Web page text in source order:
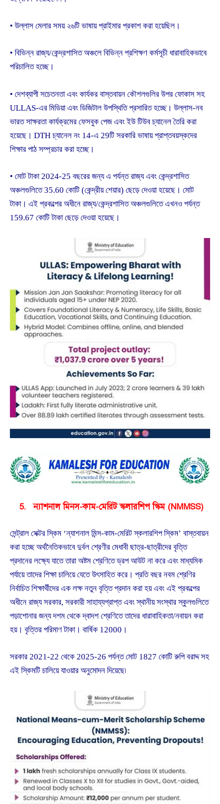
• উল্লাস মেলার সময় ২৬টি ভাষায় প্রাইমার প্রকাশ করা হয়েছিল।
• বিভিন্ন রাজ্য/কেন্দ্রশাসিত অঞ্চলে বিভিন্ন প্রশিক্ষণ কর্মসূচী ধারাবাহিকভাবে
পরিচালিত হচ্ছে।
• দেশব্যাপী সচেতনতা এবং কার্যকর বাস্তবায়ন কৌশলগুলির উপর ফোকাস সহ
ULLAS-এর মিডিয়া এবং ডিজিটাল উপস্থিতি প্রসারিত হচ্ছে। উল্লাস-নব
ভারত সাক্ষরতা কার্যক্রমের ফেসবুক পেজ এবং ইউ টিউব চ্যানেল তৈরি করা
হয়েছে। DTH চ্যানেল নং 14-এ 29টি সরকারি ভাষায় প্রাপ্তবয়স্কদের
শিক্ষার পাঠ সম্প্রচার করা হচ্ছে।
• মোট টাকা 2024-25 বছরের জন্য এ পর্যন্ত রাজ্য এবং কেন্দ্রশাসিত
অঞ্চলগুলিতে 35.60 কোটি (কেন্দ্রীয় শেয়ার) ছেড়ে দেওয়া হয়েছে। মোট
টাকা। এই প্রকল্পের অধীনে রাজ্য/কেন্দ্রশাসিত অঞ্চলগুলিতে এখনও পর্যন্ত
159.67 কোটি টাকা ছেড়ে দেওয়া হয়েছে।
5. ন্যাশনাল মিনস-কাম-মেরিট স্কলারশিপ স্কিম (NMMSS)
সেন্ট্রাল সেক্টর স্কিম ‘ন্যাশনাল মিন্স-কাম-মেরিট স্কলারশিপ স্কিম’ বাস্তবায়ন
করা হচ্ছে অর্থনৈতিকভাবে দুর্বল শ্রেণীর মেধাবী ছাত্র-ছাত্রীদের বৃত্তি
প্রদানের লক্ষ্যে যাতে তারা অষ্টম শ্রেণিতে ড্রপ আউট না করে এবং মাধ্যমিক
পর্যায়ে তাদের শিক্ষা চালিয়ে যেতে উৎসাহিত করে। প্রতি বছর নবম শ্রেণির
নির্বাচিত শিক্ষার্থীদের এক লক্ষ নতুন বৃত্তি প্রদান করা হয় এবং এই প্রকল্পের
অধীনে রাজ্য সরকার, সরকারী সাহায্যপ্রাপ্ত এবং স্থানীয় সংস্থার স্কুলগুলিতে
পড়াশোনার জন্য দশম থেকে দ্বাদশ শ্রেণিতে তাদের ধারাবাহিকতা/নবায়ন করা
হয়। বৃত্তির পরিমাণ টাকা। বার্ষিক 12000।
সরকার 2021-22 থেকে 2025-26 পর্যন্ত মোট 1827 কোটি রুপি বরাদ্দ সহ
এই স্কিমটি চালিয়ে যাওয়ার অনুমোদন দিয়েছে৷